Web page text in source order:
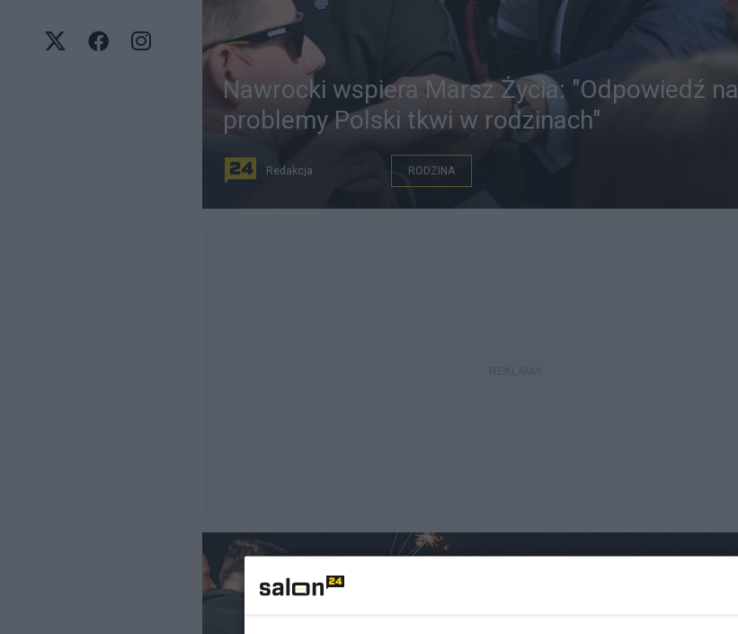
Nawrocki wspiera Marsz Życia: "Odpowiedź na
problemy Polski tkwi w rodzinach"
Redakcja RODZINA